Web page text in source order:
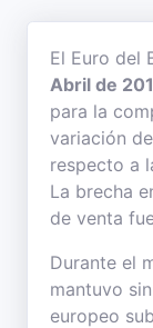
El Euro del
Abril de
para la
variación
respecto a
La brecha
de venta
Durante el
mantuvo
europeo